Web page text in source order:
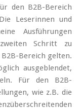
den B2B-Bereich
Leserinnen und
Ausführungen
Schritt zu
Bereich gelten.
ausgeblendet,
Für den B2B-
wie z.B. die